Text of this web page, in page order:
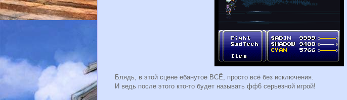
Блядь, в этой сцене ебанутое ВСЁ, просто всё без исключения.
И ведь после этого кто-то будет называть фф6 серьезной игрой!